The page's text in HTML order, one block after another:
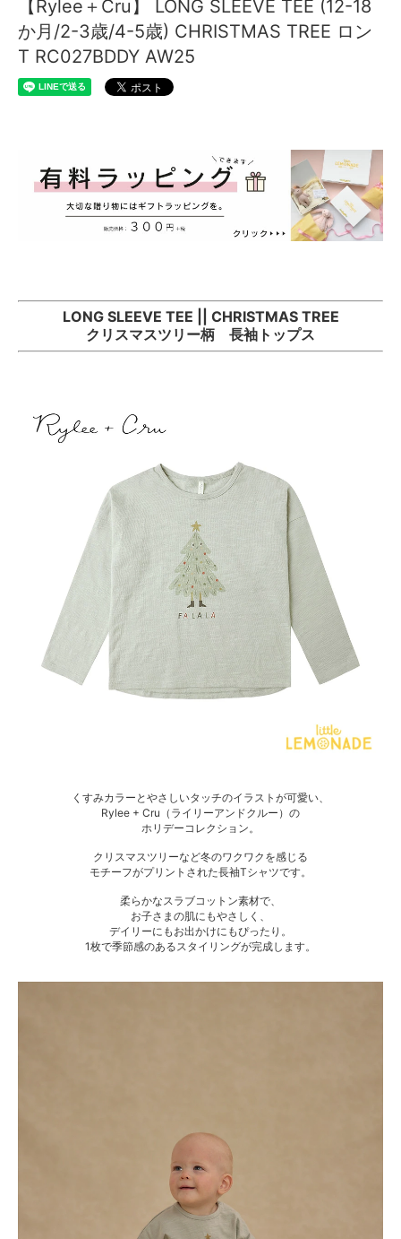
【Rylee＋Cru】 LONG SLEEVE TEE (12-18
か月/2-3歳/4-5歳) CHRISTMAS TREE ロン
T RC027BDDY AW25
LONG SLEEVE TEE || CHRISTMAS TREE
クリスマスツリー柄 長袖トップス
くすみカラーとやさしいタッチのイラストが可愛い、
Rylee + Cru（ライリーアンドクルー）の
ホリデーコレクション。
クリスマスツリーなど冬のワクワクを感じる
モチーフがプリントされた長袖Tシャツです。
柔らかなスラブコットン素材で、
お子さまの肌にもやさしく、
デイリーにもお出かけにもぴったり。
1枚で季節感のあるスタイリングが完成します。